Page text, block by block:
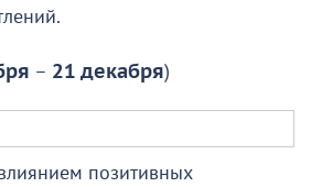
– 21 декабря)
позитивных